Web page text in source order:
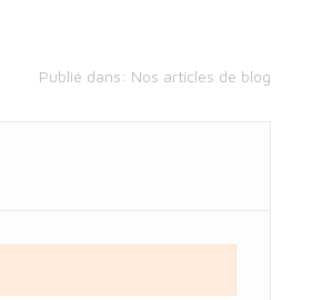
Publié dans: Nos articles de blog